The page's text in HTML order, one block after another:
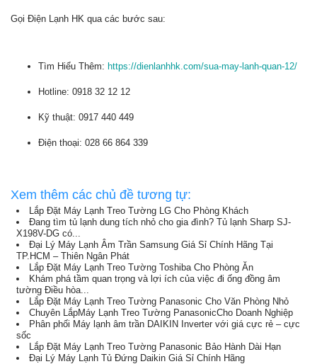
Gọi Điện Lạnh HK qua các bước sau:
Tìm Hiểu Thêm: https://dienlanhhk.com/sua-may-lanh-quan-12/
Hotline: 0918 32 12 12
Kỹ thuật: 0917 440 449
Điện thoại: 028 66 864 339
Xem thêm các chủ đề tương tự:
Lắp Đặt Máy Lạnh Treo Tường LG Cho Phòng Khách
Đang tìm tủ lạnh dung tích nhỏ cho gia đình? Tủ lạnh Sharp SJ-
X198V-DG có...
Đại Lý Máy Lạnh Âm Trần Samsung Giá Sỉ Chính Hãng Tại
TP.HCM – Thiên Ngân Phát
Lắp Đặt Máy Lạnh Treo Tường Toshiba Cho Phòng Ăn
Khám phá tầm quan trọng và lợi ích của việc đi ống đồng âm
tường Điều hòa...
Lắp Đặt Máy Lạnh Treo Tường Panasonic Cho Văn Phòng Nhỏ
Chuyên LắpMáy Lạnh Treo Tường PanasonicCho Doanh Nghiệp
Phân phối Máy lạnh âm trần DAIKIN Inverter với giá cực rẻ – cực
sốc
Lắp Đặt Máy Lạnh Treo Tường Panasonic Bảo Hành Dài Hạn
Đại Lý Máy Lạnh Tủ Đứng Daikin Giá Sỉ Chính Hãng